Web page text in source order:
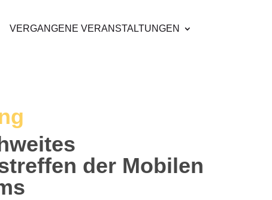
VERGANGENE VERANSTALTUNGEN
der Mobilen